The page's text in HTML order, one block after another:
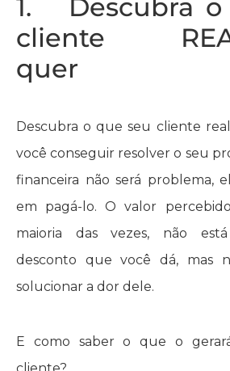
1. Descubra o
cliente
quer
Descubra o que seu cliente
você conseguir resolver o seu
financeira não será problema,
em pagá-lo. O valor
maioria das vezes, não
desconto que você dá, mas
solucionar a dor dele.
E como saber o que o
cliente?